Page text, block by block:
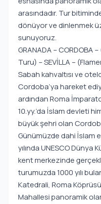
arasındadır. Tur
dönüyor ve dinlenmek
sunuyoruz.
GRANADA – CORDOBA
Turu) – SEVİLLA –
Sabah kahvaltısı ve
Cordoba’ya hareket
ardından Roma
10.yy.’da İslam devleti
büyük şehri olan
Günümüzde dahi İslam
yılında UNESCO Dünya
kent merkezinde
turumuzda 1000 yılı
Katedrali, Roma
Mahallesi panoramik